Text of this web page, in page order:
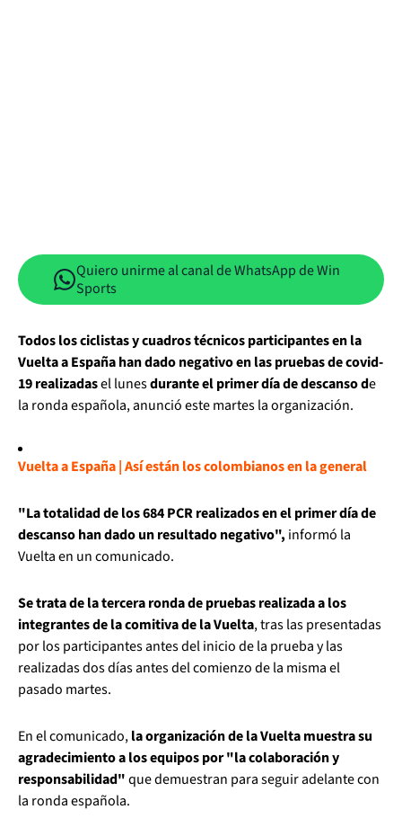
Quiero unirme al canal de WhatsApp de Win
Sports
Todos los ciclistas y cuadros técnicos participantes en la
Vuelta a España han dado negativo en las pruebas de covid-
19 realizadasel lunesdurante el primer día de descanso de
la ronda española, anunció este martes la organización.
Vuelta a España | Así están los colombianos en la general
"La totalidad de los 684 PCR realizados en el primer día de
descanso han dado un resultado negativo", informó la
Vuelta en un comunicado.
Se trata de la tercera ronda de pruebas realizada a los
integrantes de la comitiva de la Vuelta, tras las presentadas
por los participantes antes del inicio de la prueba y las
realizadas dos días antes del comienzo de la misma el
pasado martes.
En el comunicado,la organización de la Vuelta muestra su
agradecimiento a los equipos por "la colaboración y
responsabilidad"que demuestran para seguir adelante con
la ronda española.